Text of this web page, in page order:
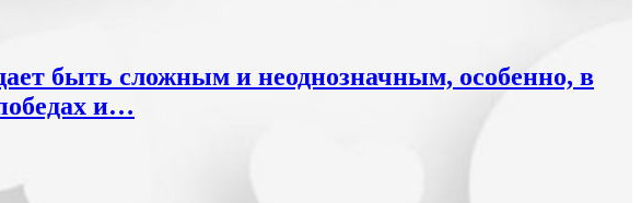
быть сложным и неоднозначным, особенно, в
и…